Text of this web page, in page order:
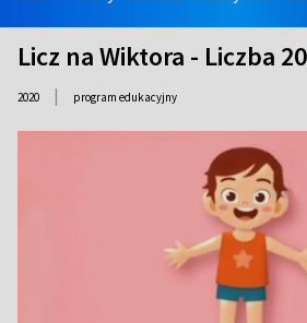
Licz na Wiktora - Liczba 20
2020 | program edukacyjny